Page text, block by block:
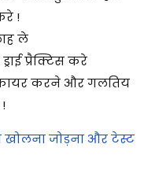
!
ले
प्रैक्टिस करे
फायर करने और गलतिय
खोलना जोड़ना और टेस्ट